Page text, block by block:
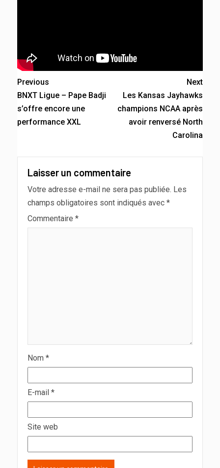
Previous
BNXT Ligue – Pape Badji
s’offre encore une
performance XXL
Next
Les Kansas Jayhawks
champions NCAA après
avoir renversé North
Carolina
Laisser un commentaire
Votre adresse e-mail ne sera pas publiée. Les
champs obligatoires sont indiqués avec *
Commentaire *
Nom *
E-mail *
Site web